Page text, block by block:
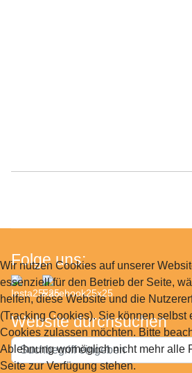
Folge uns:
Website durchsuchen
Website
durchsuchen
Wir nutzen Cookies auf unserer
essenziell für den Betrieb der Seite,
helfen, diese Website und die
(Tracking Cookies). Sie können selbst
Cookies zulassen möchten. Bitte
Ablehnung womöglich nicht mehr alle
Seite zur Verfügung stehen.